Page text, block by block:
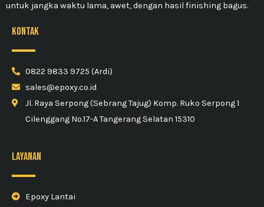
untuk jangka waktu lama, awet, dengan hasil finishing bagus.
kontak
0822 9833 9725 (Ardi)
sales@epoxy.co.id
Jl. Raya Serpong (Sebrang Tajug) Komp. Ruko Serpong 1
Cilenggang No.17-A Tangerang Selatan 15310
Layanan
Epoxy Lantai